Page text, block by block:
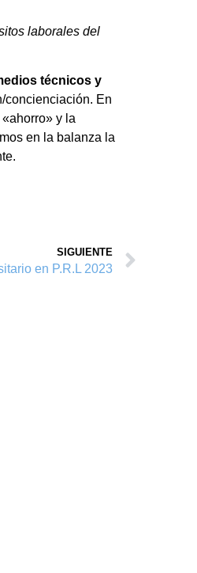
laborales del
técnicos y
concienciación. En
y la
en la balanza la
SIGUIENTE
en P.R.L 2023